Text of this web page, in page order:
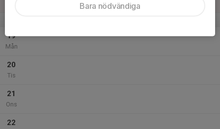
19
Mån
20
Tis
21
Ons
22
Bara nödvändiga